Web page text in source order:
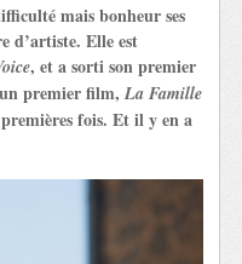
mais bonheur ses
d’artiste. Elle est
, et a sorti son premier
un premier film,La Famille
fois. Et il y en a